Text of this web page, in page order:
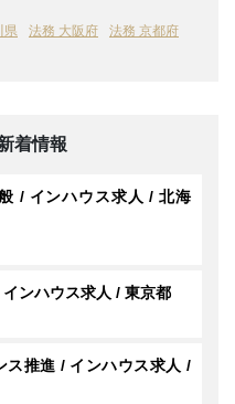
県 法務 大阪府
法務 京都府
着情報
/ インハウス求人 / 北海
ンハウス求人 / 東京都
ス推進 / インハウス求人 /